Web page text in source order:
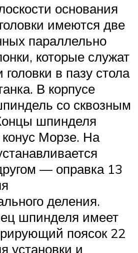
основания
имеются две
параллельно
которые служат
головки в пазу стола
В корпусе
со сквозным
шпинделя
Морзе. На
— оправка 13
деления.
шпинделя имеет
поясок 22
установки и